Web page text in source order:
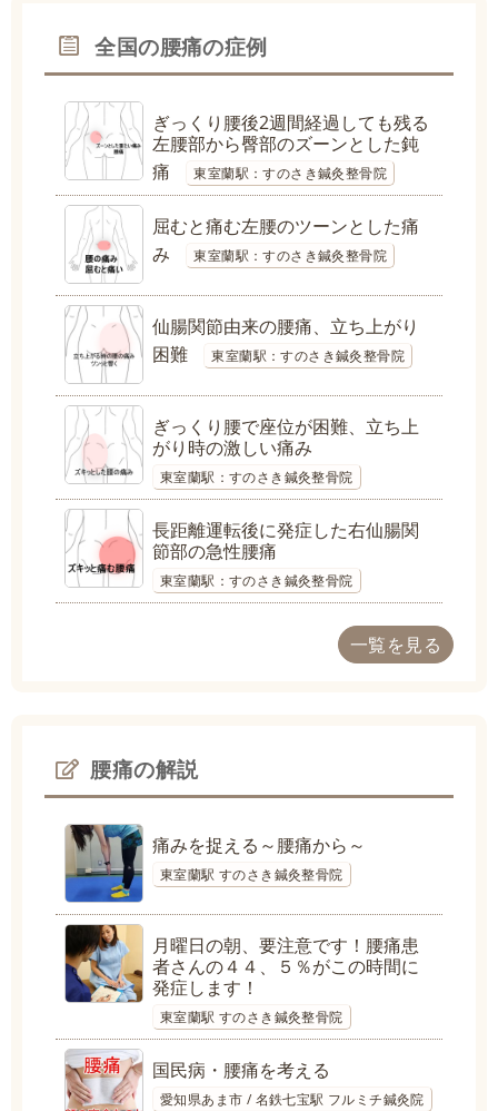
全国の腰痛の症例
ぎっくり腰後2週間経過しても残る
左腰部から臀部のズーンとした鈍
痛
東室蘭駅：すのさき鍼灸整骨院
屈むと痛む左腰のツーンとした痛
み
東室蘭駅：すのさき鍼灸整骨院
仙腸関節由来の腰痛、立ち上がり
困難
東室蘭駅：すのさき鍼灸整骨院
ぎっくり腰で座位が困難、立ち上
がり時の激しい痛み
東室蘭駅：すのさき鍼灸整骨院
長距離運転後に発症した右仙腸関
節部の急性腰痛
東室蘭駅：すのさき鍼灸整骨院
一覧を見る
腰痛の解説
痛みを捉える～腰痛から～
東室蘭駅 すのさき鍼灸整骨院
月曜日の朝、要注意です！腰痛患
者さんの４４、５％がこの時間に
発症します！
東室蘭駅 すのさき鍼灸整骨院
国民病・腰痛を考える
愛知県あま市 / 名鉄七宝駅 フルミチ鍼灸院